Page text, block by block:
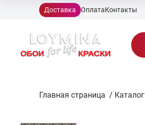
Доставка ОплатаКонтакты
Главная страница / Каталог